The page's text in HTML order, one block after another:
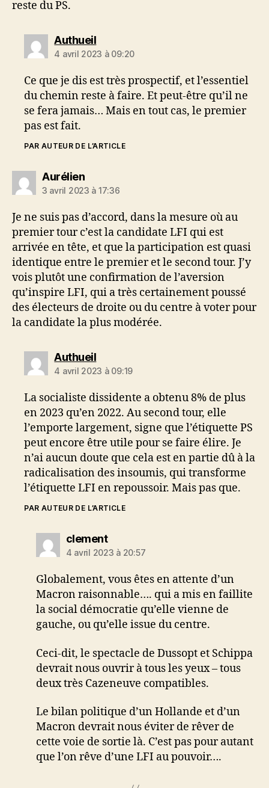
reste du PS.
Authueildit :
4 avril 2023 à 09:20
Ce que je dis est très prospectif, et l’essentiel
du chemin reste à faire. Et peut-être qu’il ne
se fera jamais… Mais en tout cas, le premier
pas est fait.
PAR AUTEUR DE L’ARTICLE
Auréliendit :
3 avril 2023 à 17:36
Je ne suis pas d’accord, dans la mesure où au
premier tour c’est la candidate LFI qui est
arrivée en tête, et que la participation est quasi
identique entre le premier et le second tour. J’y
vois plutôt une confirmation de l’aversion
qu’inspire LFI, qui a très certainement poussé
des électeurs de droite ou du centre à voter pour
la candidate la plus modérée.
Authueildit :
4 avril 2023 à 09:19
La socialiste dissidente a obtenu 8% de plus
en 2023 qu’en 2022. Au second tour, elle
l’emporte largement, signe que l’étiquette PS
peut encore être utile pour se faire élire. Je
n’ai aucun doute que cela est en partie dû à la
radicalisation des insoumis, qui transforme
l’étiquette LFI en repoussoir. Mais pas que.
PAR AUTEUR DE L’ARTICLE
clementdit :
4 avril 2023 à 20:57
Globalement, vous êtes en attente d’un
Macron raisonnable…. qui a mis en faillite
la social démocratie qu’elle vienne de
gauche, ou qu’elle issue du centre.
Ceci-dit, le spectacle de Dussopt et Schippa
devrait nous ouvrir à tous les yeux – tous
deux très Cazeneuve compatibles.
Le bilan politique d’un Hollande et d’un
Macron devrait nous éviter de rêver de
cette voie de sortie là. C’est pas pour autant
que l’on rêve d’une LFI au pouvoir….